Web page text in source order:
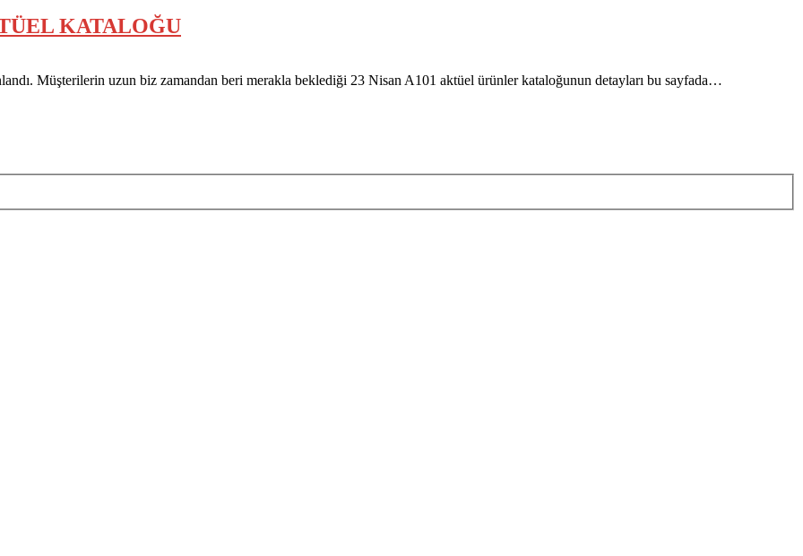
KATALOĞU
Müşterilerin uzun biz zamandan beri merakla beklediği 23 Nisan A101 aktüel ürünler kataloğunun detayları bu sayfada…